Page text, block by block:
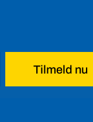
Tilmeld nu